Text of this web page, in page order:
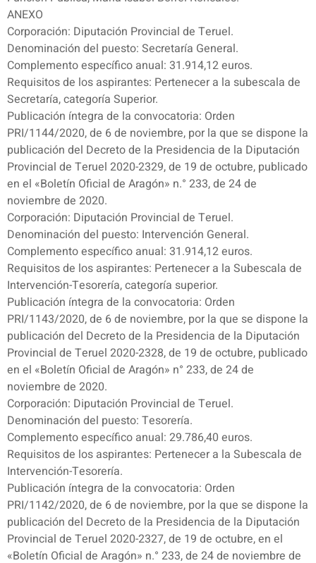
ANEXO
Corporación: Diputación Provincial de Teruel.
Denominación del puesto: Secretaría General.
Complemento específico anual: 31.914,12 euros.
Requisitos de los aspirantes: Pertenecer a la subescala de
Secretaría, categoría Superior.
Publicación íntegra de la convocatoria: Orden
PRI/1144/2020, de 6 de noviembre, por la que se dispone la
publicación del Decreto de la Presidencia de la Diputación
Provincial de Teruel 2020-2329, de 19 de octubre, publicado
en el «Boletín Oficial de Aragón» n.° 233, de 24 de
noviembre de 2020.
Corporación: Diputación Provincial de Teruel.
Denominación del puesto: Intervención General.
Complemento específico anual: 31.914,12 euros.
Requisitos de los aspirantes: Pertenecer a la Subescala de
Intervención-Tesorería, categoría superior.
Publicación íntegra de la convocatoria: Orden
PRI/1143/2020, de 6 de noviembre, por la que se dispone la
publicación del Decreto de la Presidencia de la Diputación
Provincial de Teruel 2020-2328, de 19 de octubre, publicado
en el «Boletín Oficial de Aragón» n° 233, de 24 de
noviembre de 2020.
Corporación: Diputación Provincial de Teruel.
Denominación del puesto: Tesorería.
Complemento específico anual: 29.786,40 euros.
Requisitos de los aspirantes: Pertenecer a la Subescala de
Intervención-Tesorería.
Publicación íntegra de la convocatoria: Orden
PRI/1142/2020, de 6 de noviembre, por la que se dispone la
publicación del Decreto de la Presidencia de la Diputación
Provincial de Teruel 2020-2327, de 19 de octubre, en el
«Boletín Oficial de Aragón» n.° 233, de 24 de noviembre de